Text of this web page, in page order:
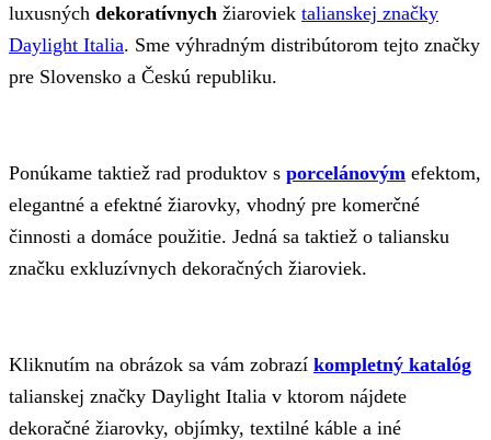
luxusných dekoratívnych žiaroviek talianskej značky
Daylight Italia. Sme výhradným distribútorom tejto značky
pre Slovensko a Českú republiku.
Ponúkame taktiež rad produktov s porcelánovým efektom,
elegantné a efektné žiarovky, vhodný pre komerčné
činnosti a domáce použitie. Jedná sa taktiež o taliansku
značku exkluzívnych dekoračných žiaroviek.
Kliknutím na obrázok sa vám zobrazí kompletný katalóg
talianskej značky Daylight Italia v ktorom nájdete
dekoračné žiarovky, objímky, textilné káble a iné